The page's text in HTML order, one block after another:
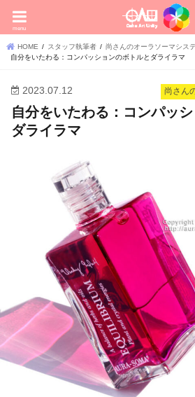
menu
HOME スタッフ執筆者
尚さんのオーラソーマシス
自分をいたわる：コンパッションのボトルとダライラマ
尚さん
2023.07.12
自分をいたわる：コンパッ
ダライラマ